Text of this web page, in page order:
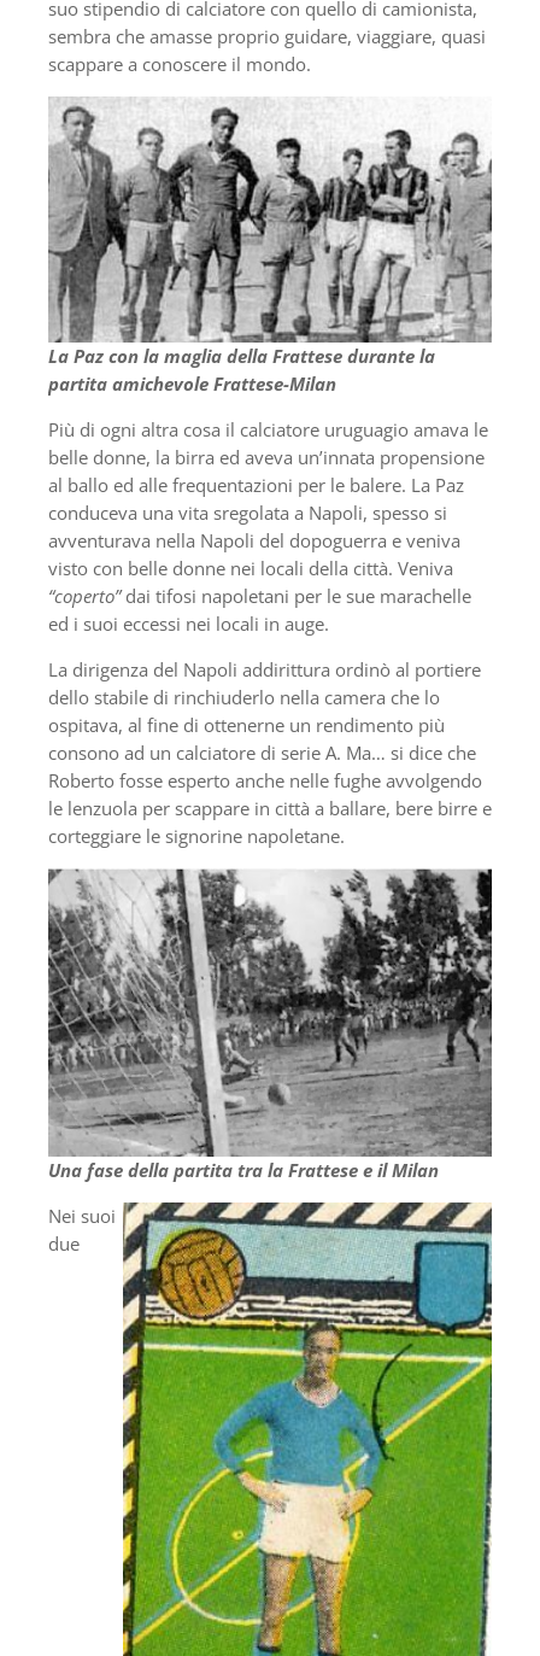
suo stipendio di calciatore con quello di camionista,
sembra che amasse proprio guidare, viaggiare, quasi
scappare a conoscere il mondo.
La Paz con la maglia della Frattese durante la
partita amichevole Frattese-Milan
Più di ogni altra cosa il calciatore uruguagio amava le
belle donne, la birra ed aveva un’innata propensione
al ballo ed alle frequentazioni per le balere. La Paz
conduceva una vita sregolata a Napoli, spesso si
avventurava nella Napoli del dopoguerra e veniva
visto con belle donne nei locali della città. Veniva
“coperto”dai tifosi napoletani per le sue marachelle
ed i suoi eccessi nei locali in auge.
La dirigenza del Napoli addirittura ordinò al portiere
dello stabile di rinchiuderlo nella camera che lo
ospitava, al fine di ottenerne un rendimento più
consono ad un calciatore di serie A. Ma… si dice che
Roberto fosse esperto anche nelle fughe avvolgendo
le lenzuola per scappare in città a ballare, bere birre e
corteggiare le signorine napoletane.
Una fase della partita tra la Frattese e il Milan
Nei suoi
due